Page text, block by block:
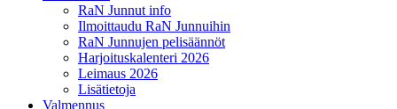
RaN Junnut info
Ilmoittaudu RaN Junnuihin
RaN Junnujen pelisäännöt
Harjoituskalenteri 2026
Leimaus 2026
Lisätietoja
Valmennus